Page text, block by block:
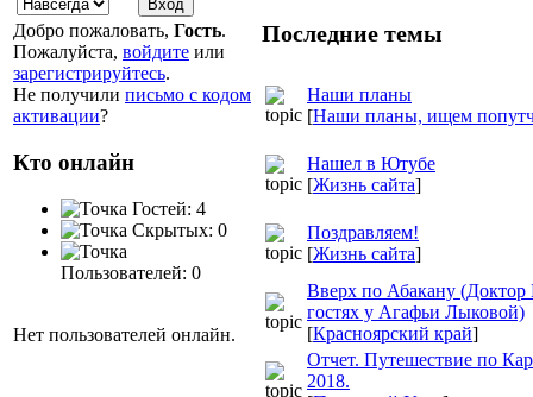
Добро пожаловать, Гость.
Пожалуйста, войдите или
зарегистрируйтесь.
Не получили письмо с кодом
активации?
Кто онлайн
Гостей: 4
Скрытых: 0
Пользователей: 0
Нет пользователей онлайн.
Последние темы
Наши планы
[Наши планы, ищем
Нашел в Ютубе
[Жизнь сайта]
Поздравляем!
[Жизнь сайта]
Вверх по Абакану (Доктор
гостях у Агафьи Лыковой)
[Красноярский край]
Отчет. Путешествие по
2018.